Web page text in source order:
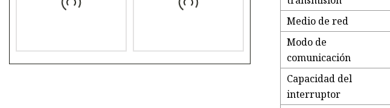
Medio de red
Modo de
comunicación
Capacidad del
interruptor